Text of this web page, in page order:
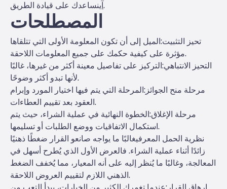
آينساعدك على قيادة الطريق.
المصطلحات
تحيز التثبيت:الميل إلى أن تكون المعلومة الأولى التي تتلقاها
مؤثرة على كيفية حكمك على جميع المعلومات اللاحقة.
التحيز الانتباهي:التركيز على تفاصيل معينة أكثر من غيرها، غالبًا
لأنها تبدو أكثر وضوحًا.
مرحلة منح الجوائز :المرحلة التي يتم فيها اختيار المورد وإبرام
العقود بعد تقييم العطاءات.
مرحلة الإغلاق:الخطوة النهائية في عملية الشراء، حيث يتم
استكمال الاتفاقيات ووضع الطلبات أو تسليمها.
نظرية الحمل المعرفيغالبًا ما يواجه صانعو القرار ضغطًا ذهنيًا
زائدًا أثناء عملية الشراء. فالعرض الأول الذي يُطرح أسهل في
المعالجة، وغالبًا ما يُنظر إليه على أنه المعيار، مما يُخفف الضغط
الذهني اللازم لتقييم العروض اللاحقة.